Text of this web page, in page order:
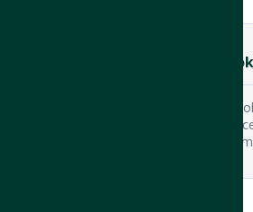
Preferência de
Usamos cookies e
cookies clicando em
os tipos de cookies,